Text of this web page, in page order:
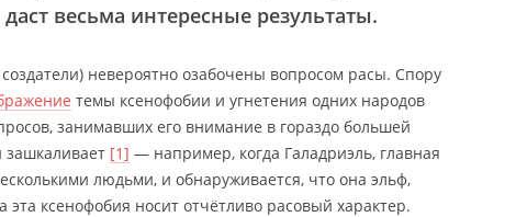
весьма интересные результаты.
невероятно озабочены вопросом расы. Спору
темы ксенофобии и угнетения одних народов
занимавших его внимание в гораздо большей
зашкаливает [1] — например, когда Галадриэль, главная
людьми, и обнаруживается, что она эльф,
эта ксенофобия носит отчётливо расовый характер.